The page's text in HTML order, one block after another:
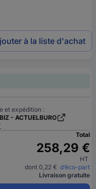
à la liste d'achat
et expédition :
- ACTUELBURO
Total
258,29 €
HT
dont 0,22 € d’éco-part
Livraison gratuite